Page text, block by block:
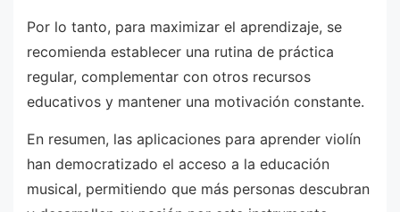
Por lo tanto, para maximizar el aprendizaje, se
recomienda establecer una rutina de práctica
regular, complementar con otros recursos
educativos y mantener una motivación constante.
En resumen, las aplicaciones para aprender violín
han democratizado el acceso a la educación
musical, permitiendo que más personas descubran